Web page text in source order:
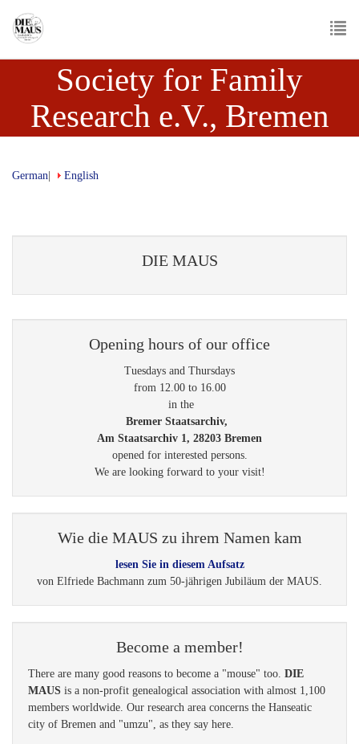
main
content
Society for Family
Research e.V., Bremen
German English
DIE MAUS
Opening hours of our office
Tuesdays and Thursdays
from 12.00 to 16.00
in the
Bremer Staatsarchiv,
Am Staatsarchiv 1, 28203 Bremen
opened for interested persons.
We are looking forward to your visit!
Wie die MAUS zu ihrem Namen kam
lesen Sie in diesem Aufsatz
von Elfriede Bachmann zum 50-jährigen Jubiläum der MAUS.
Become a member!
There are many good reasons to become a "mouse" too. DIE
MAUS is a non-profit genealogical association with almost 1,100
members worldwide. Our research area concerns the Hanseatic
city of Bremen and "umzu", as they say here.